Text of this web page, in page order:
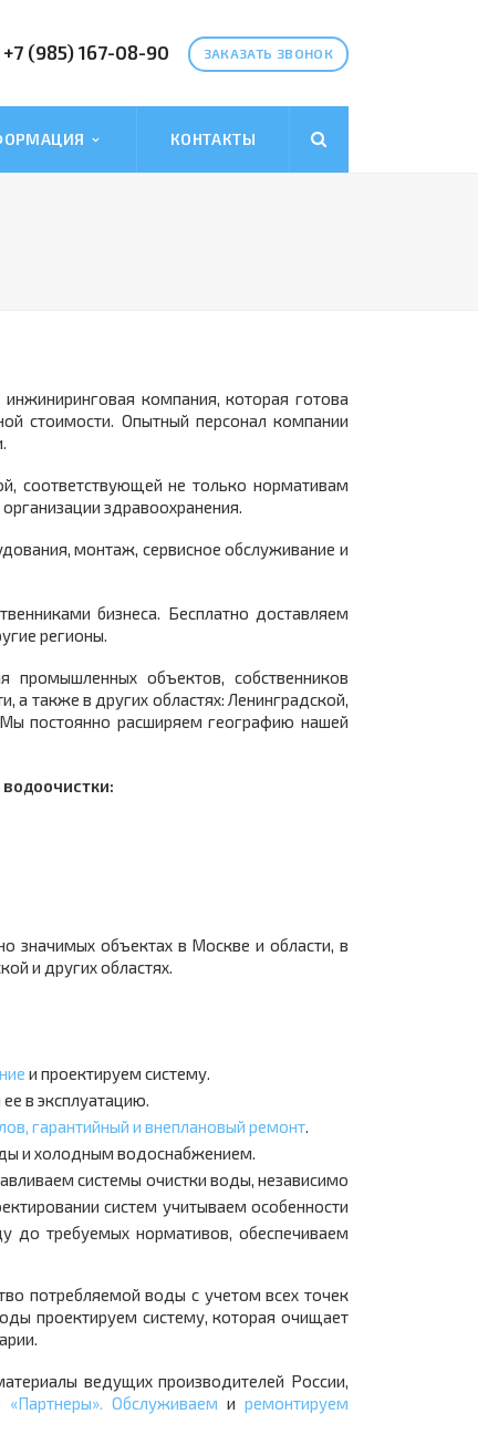
ЗАКАЗАТЬ ЗВОНОК
+7 (985) 167-08-90
КОНТАКТЫ
компания, которая готова
стоимости. Опытный персонал компании
соответствующей не только нормативам
здравоохранения.
монтаж, сервисное обслуживание и
бизнеса. Бесплатно доставляем
регионы.
промышленных объектов, собственников
также в других областях: Ленинградской,
постоянно расширяем географию нашей
значимых объектах в Москве и области, в
и других областях.
и проектируем систему.
в эксплуатацию.
гарантийный и внеплановый ремонт.
и холодным водоснабжением.
системы очистки воды, независимо
систем учитываем особенности
до требуемых нормативов, обеспечиваем
потребляемой воды с учетом всех точек
проектируем систему, которая очищает
ведущих производителей России,
«Партнеры». Обслуживаем и ремонтируем